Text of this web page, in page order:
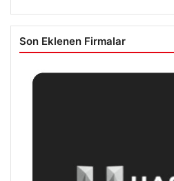
Son Eklenen Firmalar